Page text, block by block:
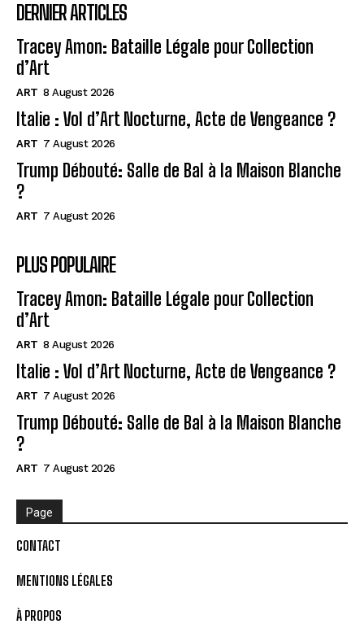
DERNIER ARTICLES
Tracey Amon: Bataille Légale pour Collection
d’Art
ART 8 August 2026
Italie : Vol d’Art Nocturne, Acte de Vengeance ?
ART 7 August 2026
Trump Débouté: Salle de Bal à la Maison Blanche
?
ART 7 August 2026
PLUS POPULAIRE
Tracey Amon: Bataille Légale pour Collection
d’Art
ART 8 August 2026
Italie : Vol d’Art Nocturne, Acte de Vengeance ?
ART 7 August 2026
Trump Débouté: Salle de Bal à la Maison Blanche
?
ART 7 August 2026
Page
CONTACT
MENTIONS LÉGALES
À PROPOS